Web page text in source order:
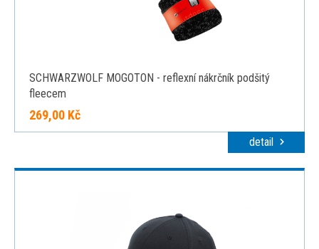
SCHWARZWOLF MOGOTON - reflexní nákrčník podšitý
fleecem
269,00 Kč
detail